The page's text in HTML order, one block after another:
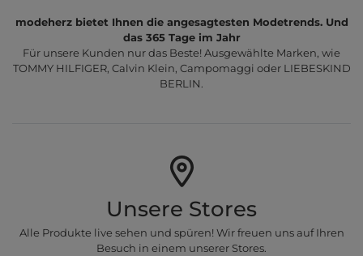
modeherz bietet Ihnen die angesagtesten Modetrends. Und
das 365 Tage im Jahr
Für unsere Kunden nur das Beste! Ausgewählte Marken, wie
TOMMY HILFIGER, Calvin Klein, Campomaggi oder LIEBESKIND
BERLIN.
Unsere Stores
Alle Produkte live sehen und spüren! Wir freuen uns auf Ihren
Besuch in einem unserer Stores.